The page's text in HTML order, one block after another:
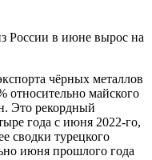
России в июне вырос на
чёрных металлов
относительно майского
Это рекордный
года с июня 2022-го,
сводки турецкого
июня прошлого года